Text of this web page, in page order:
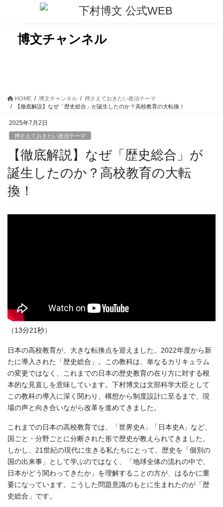
博文チャンネル
HOME 博文チャンネル
押さえておきたい政治テーマ
【徹底解説】なぜ「歴史総合」が誕生したのか？高校教育の大転換！
2025年7月2日
押さえておきたい政治テーマ
【徹底解説】なぜ「歴史総合」が
誕生したのか？高校教育の大転
換！
（13分21秒）
日本の高校教育が、大きな転換点を迎えました。2022年度から新
たに導入された「歴史総合」。この教科は、単なるカリキュラム
の変更ではなく、これまでの日本の歴史教育の在り方に対する根
本的な見直しを意味しています。下村博文は文部科学大臣として
この教科の導入に深く関わり、構想から制度設計に至るまで、現
場の声と向き合いながら改革を進めてきました。
これまでの日本の高校教育では、「世界史A」「日本史A」など、
国ごと・分野ごとに分断された形で歴史が教えられてきました。
しかし、21世紀の現代に生きる私たちにとって、歴史を「個別の
国の出来事」として学ぶのではなく、「地球全体の流れの中で、
日本がどう関わってきたか」を理解することの方が、はるかに重
要になっています。こうした問題意識のもとに生まれたのが「歴
史総合」です。